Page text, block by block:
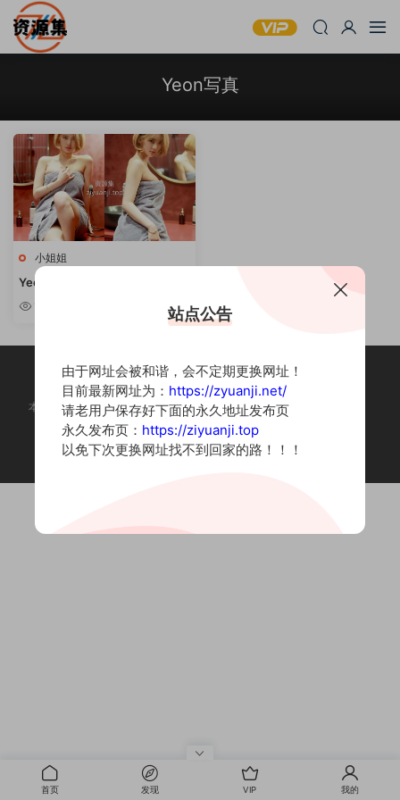
Yeon写真
小姐姐
Yeon – 3套性感写真合集 [持续更
新]
本站为摄影写真图片网站，内容来自网络收集整理，仅作个人学习使用。
如有违法内容请联系删除
Copyright © 2022 资源集
首页 发现 VIP 我的
站点公告
由于网址会被和谐，会不定期更换网址！
目前最新网址为： https://zyuanji.net/
请老用户保存好下面的永久地址发布页
永久发布页： https://ziyuanji.top
以免下次更换网址找不到回家的路！！！